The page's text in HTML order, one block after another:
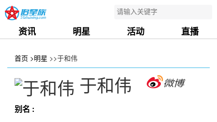
资讯 明星 活动 直播
首页 >明星 >>于和伟
于和伟
别名 :